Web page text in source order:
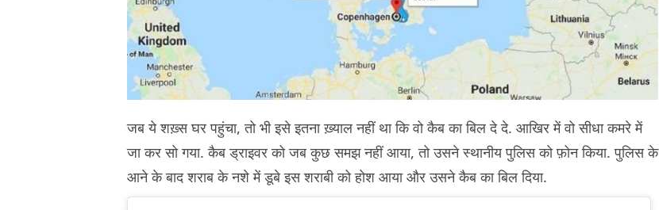
जब ये शख़्स घर पहुंचा, तो भी इसे इतना ख़्याल नहीं था कि वो कैब का बिल दे दे. आखिर में वो सीधा कमरे में
जा कर सो गया. कैब ड्राइवर को जब कुछ समझ नहीं आया, तो उसने स्थानीय पुलिस को फ़ोन किया. पुलिस के
आने के बाद शराब के नशे में डूबे इस शराबी को होश आया और उसने कैब का बिल दिया.